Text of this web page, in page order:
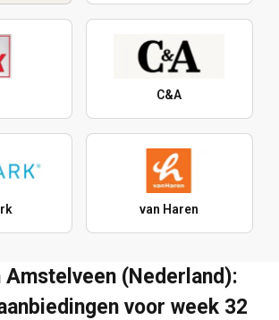
C&A
van Haren
Amstelveen (Nederland):
voor week 32